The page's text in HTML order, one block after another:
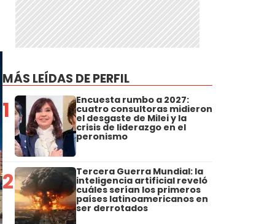
MÁS LEÍDAS DE PERFIL
1 Encuesta rumbo a 2027:
cuatro consultoras midieron
el desgaste de Milei y la
crisis de liderazgo en el
peronismo
2 Tercera Guerra Mundial: la
inteligencia artificial reveló
cuáles serían los primeros
países latinoamericanos en
ser derrotados